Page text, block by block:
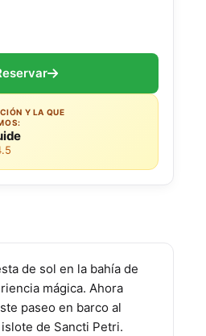
Y LA QUE
de sol en la bahía de
mágica. Ahora
paseo en barco al
de Sancti Petri.